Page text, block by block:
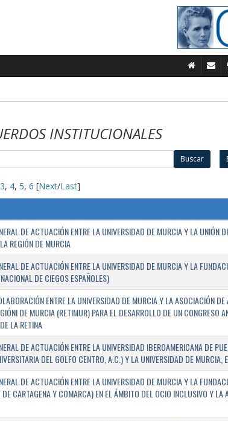
INSTITUCIONALES
Buscar
3, 4, 5, 6 [Next/Last]
DE ACTUACIÓN ENTRE LA UNIVERSIDAD DE MURCIA Y LA UNIÓN
REGIÓN DE MURCIA
DE ACTUACIÓN ENTRE LA UNIVERSIDAD DE MURCIA Y LA
DE CIEGOS ESPAÑOLES)
ENTRE LA UNIVERSIDAD DE MURCIA Y LA ASOCIACIÓN DE
DE MURCIA (RETIMUR) PARA EL DESARROLLO DE UN CONGRESO
LA RETINA
DE ACTUACIÓN ENTRE LA UNIVERSIDAD IBEROAMERICANA DE
DEL GOLFO CENTRO, A.C.) Y LA UNIVERSIDAD DE MURCIA,
DE ACTUACIÓN ENTRE LA UNIVERSIDAD DE MURCIA Y LA
CARTAGENA Y COMARCA) EN EL ÁMBITO DEL OCIO INCLUSIVO Y LA